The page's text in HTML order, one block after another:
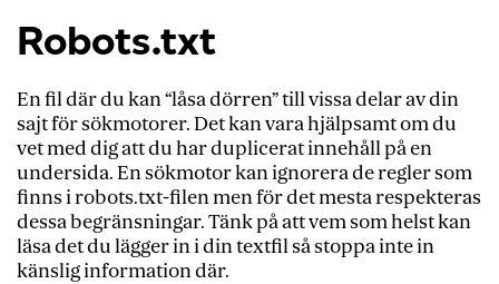
Robots.txt
En fil där du kan “låsa dörren” till vissa delar av din
sajt för sökmotorer. Det kan vara hjälpsamt om du
vet med dig att du har duplicerat innehåll på en
undersida. En sökmotor kan ignorera de regler som
finns i robots.txt-filen men för det mesta respekteras
dessa begränsningar. Tänk på att vem som helst kan
läsa det du lägger in i din textfil så stoppa inte in
känslig information där.